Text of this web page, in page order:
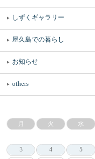
しずくギャラリー
屋久島での暮らし
お知らせ
others
月 火 水
3
4 5